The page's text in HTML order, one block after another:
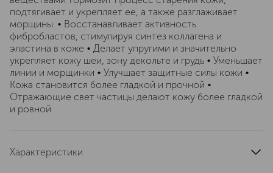
подтягивает и укрепляет ее, а также разглаживает
морщины. • Восстанавливает активность
фибробластов, стимулируя синтез коллагена и
эластина в коже • Делает упругими и значительно
укрепляет кожу шеи, зону декольте и грудь • Уменьшает
линии и морщинки • Улучшает защитные силы кожи •
Кожа становится более гладкой и прочной •
Отражающие свет частицы делают кожу более гладкой
и ровной
Характеристики